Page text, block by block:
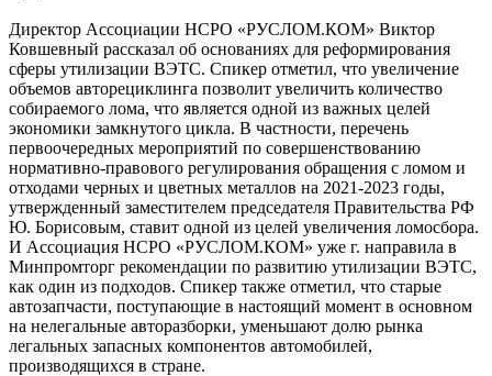
Директор Ассоциации НСРО «РУСЛОМ.КОМ» Виктор
Ковшевный рассказал об основаниях для реформирования
сферы утилизации ВЭТС. Спикер отметил, что увеличение
объемов авторециклинга позволит увеличить количество
собираемого лома, что является одной из важных целей
экономики замкнутого цикла. В частности, перечень
первоочередных мероприятий по совершенствованию
нормативно-правового регулирования обращения с ломом и
отходами черных и цветных металлов на 2021-2023 годы,
утвержденный заместителем председателя Правительства РФ
Ю. Борисовым, ставит одной из целей увеличения ломосбора.
И Ассоциация НСРО «РУСЛОМ.КОМ» уже г. направила в
Минпромторг рекомендации по развитию утилизации ВЭТС,
как один из подходов. Спикер также отметил, что старые
автозапчасти, поступающие в настоящий момент в основном
на нелегальные авторазборки, уменьшают долю рынка
легальных запасных компонентов автомобилей,
производящихся в стране.